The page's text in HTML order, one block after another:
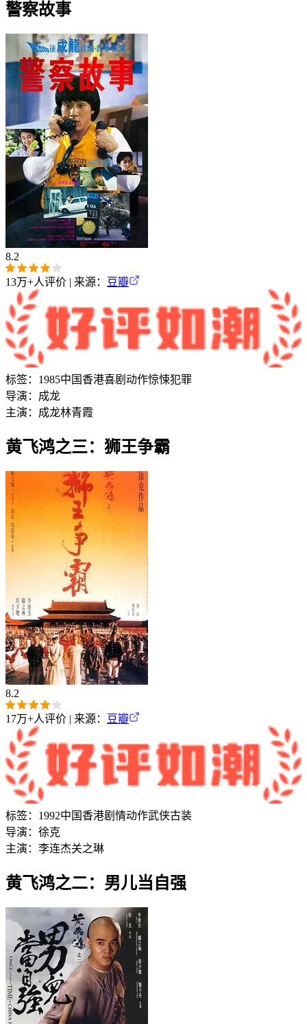
警察故事
8.2
13万+人评价 | 来源： 豆瓣
标签： 1985中国香港喜剧 动作惊悚犯罪
导演： 成龙
主演： 成龙林青霞
黄飞鸿之三：狮王争霸
8.2
17万+人评价 | 来源： 豆瓣
标签： 1992中国香港剧情动作武侠古装
导演： 徐克
主演： 李连杰关之琳
黄飞鸿之二：男儿当自强